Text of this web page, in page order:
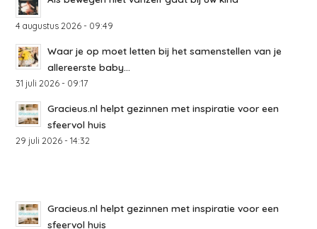
4 augustus 2026 - 09:49
Waar je op moet letten bij het samenstellen van je
allereerste baby...
31 juli 2026 - 09:17
Gracieus.nl helpt gezinnen met inspiratie voor een
sfeervol huis
29 juli 2026 - 14:32
Gracieus.nl helpt gezinnen met inspiratie voor een
sfeervol huis